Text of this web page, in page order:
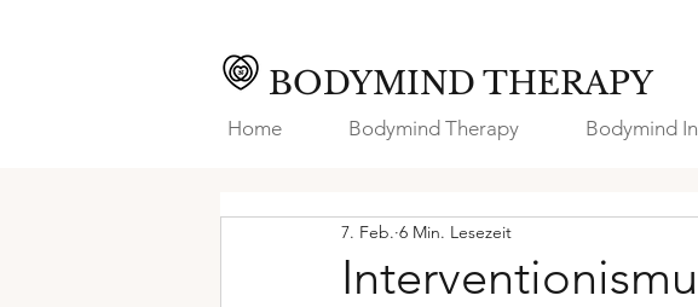
BODYMIND THERAPY
Home Bodymind Therapy Bodymind
7. Feb. 6 Min. Lesezeit